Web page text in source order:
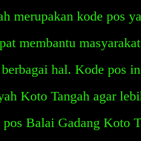
merupakan kode pos
membantu
hal. Kode pos
Koto Tangah agar
Balai Gadang Koto